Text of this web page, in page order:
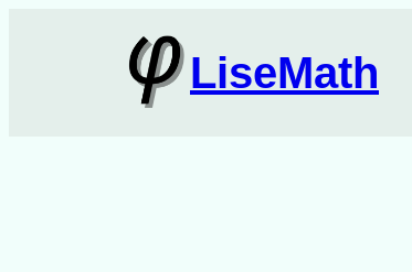
LiseMath